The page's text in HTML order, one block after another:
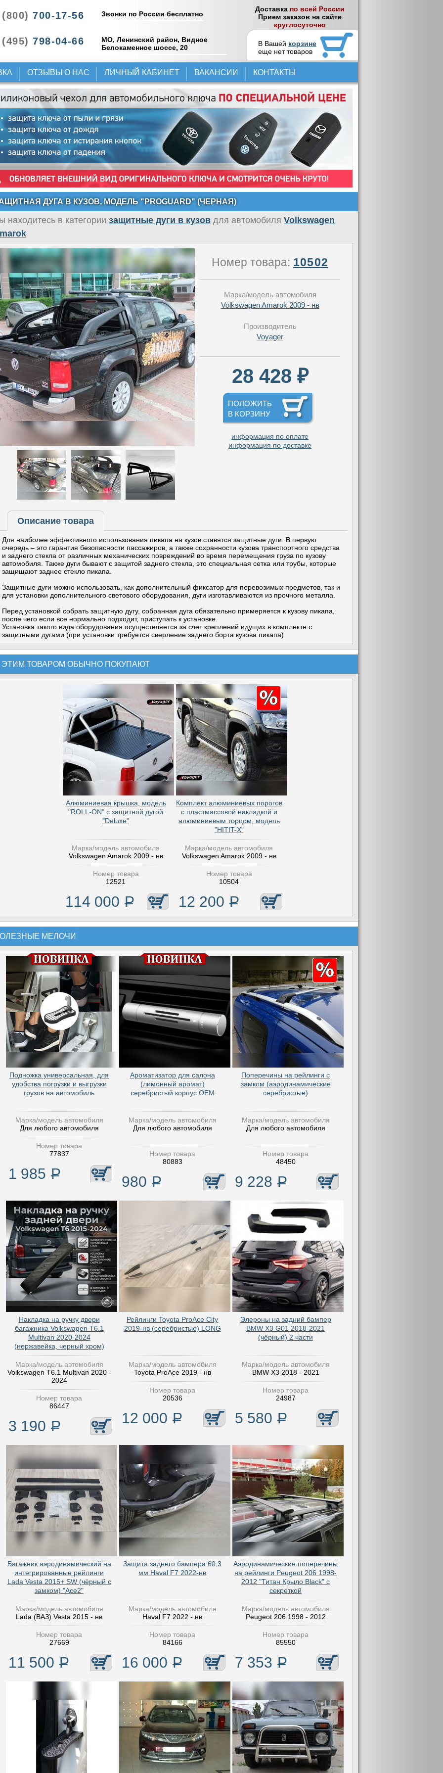
700-17-56
798-04-66
Звонки по России бесплатно
МО, Ленинский район, Видное
Белокаменное шоссе, 20
Доставка по всей России
Прием заказов на сайте
круглосуточно
В Вашей корзине
еще нет товаров
ОТЗЫВЫ О НАС ЛИЧНЫЙ КАБИНЕТ ВАКАНСИИ КОНТАКТЫ
ДУГА В КУЗОВ, МОДЕЛЬ "PROGUARD" (ЧЕРНАЯ)
находитесь в категории защитные дуги в кузов для автомобиля Volkswagen
Номер товара: 10502
Марка/модель автомобиля
Volkswagen Amarok 2009 - нв
Производитель
Voyager
28 428 ₽
ПОЛОЖИТЬ
В КОРЗИНУ
информация по оплате
информация по доставке
Описание товара
Для наиболее эффективного использования пикапа на кузов ставятся защитные дуги. В первую
очередь – это гарантия безопасности пассажиров, а также сохранности кузова транспортного средства
и заднего стекла от различных механических повреждений во время перемещения груза по кузову
автомобиля. Также дуги бывают с защитой заднего стекла, это специальная сетка или трубы, которые
защищают заднее стекло пикапа.
Защитные дуги можно использовать, как дополнительный фиксатор для перевозимых предметов, так и
для установки дополнительного светового оборудования, дуги изготавливаются из прочного металла.
Перед установкой собрать защитную дугу, собранная дуга обязательно примеряется к кузову пикапа,
после чего если все нормально подходит, приступать к установке.
Установка такого вида оборудования осуществляется за счет креплений идущих в комплекте с
защитными дугами (при установки требуется сверление заднего борта кузова пикапа)
ЭТИМ ТОВАРОМ ОБЫЧНО ПОКУПАЮТ
Алюминиевая крышка, модель
"ROLL-ON" с защитной дугой
"Deluxe"
Марка/модель автомобиля
Volkswagen Amarok 2009 - нв
Номер товара
12521
114 000 Р
Комплект алюминиевых порогов
с пластмассовой накладкой и
алюминиевым торцом, модель
"HITIT-X"
Марка/модель автомобиля
Volkswagen Amarok 2009 - нв
Номер товара
10504
12 200 Р
МЕЛОЧИ
Подножка универсальная, для
удобства погрузки и выгрузки
грузов на автомобиль
Марка/модель автомобиля
Для любого автомобиля
Номер товара
77837
1 985 Р
Ароматизатор для салона
(лимонный аромат)
серебристый корпус OEM
Марка/модель автомобиля
Для любого автомобиля
Номер товара
80883
980 Р
Поперечины на рейлинги с
замком (аэродинамические
серебристые)
Марка/модель автомобиля
Для любого автомобиля
Номер товара
48450
9 228 Р
Накладка на ручку двери
багажника Volkswagen T6.1
Multivan 2020-2024
(нержавейка, черный хром)
Марка/модель автомобиля
Volkswagen T6.1 Multivan 2020 -
2024
Номер товара
86447
3 190 Р
Рейлинги Toyota ProAce City
2019-нв (серебристые) LONG
Марка/модель автомобиля
Toyota ProAce 2019 - нв
Номер товара
20536
12 000 Р
Элероны на задний бампер
BMW X3 G01 2018-2021
(чёрный) 2 части
Марка/модель автомобиля
BMW X3 2018 - 2021
Номер товара
24987
5 580 Р
Багажник аэродинамический на
интегрированные рейлинги
Lada Vesta 2015+ SW (чёрный с
замком) "Ace2"
Марка/модель автомобиля
Lada (ВАЗ) Vesta 2015 - нв
Номер товара
27669
11 500 Р
Защита заднего бампера 60,3
мм Haval F7 2022-нв
Марка/модель автомобиля
Haval F7 2022 - нв
Номер товара
84166
16 000 Р
Аэродинамические поперечины
на рейлинги Peugeot 206 1998-
2012 "Титан Крыло Black" с
секреткой
Марка/модель автомобиля
Peugeot 206 1998 - 2012
Номер товара
85550
7 353 Р